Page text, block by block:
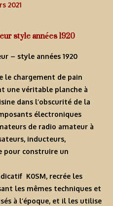
2021
style années 1920
– style années 1920
le chargement de pain
une véritable planche à
dans l’obscurité de la
électroniques
de radio amateur à
inducteurs,
pour construire un
K0SM, recrée les
les mêmes techniques et
à l’époque, et il les utilise